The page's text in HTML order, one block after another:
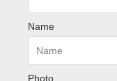
Name
Photo